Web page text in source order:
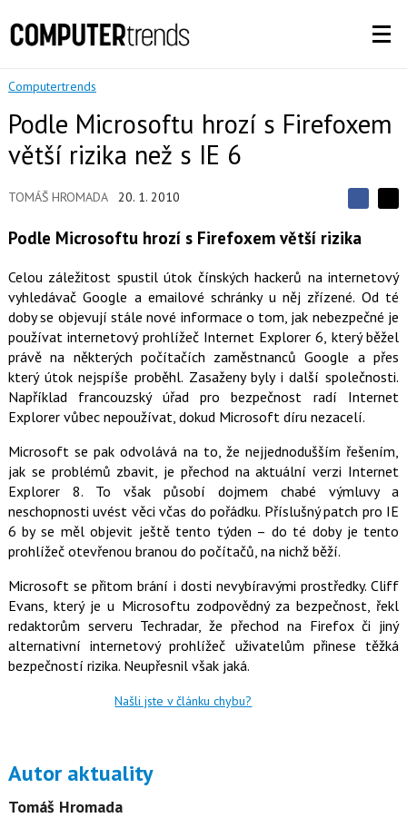
Computertrends
Podle Microsoftu hrozí s Firefoxem
větší rizika než s IE 6
TOMÁŠ HROMADA 20. 1. 2010
S
d
l
e
t
S
í
j
n
a
F
a
c
b
o
u
j
t
n
a
í
t
X
Podle Microsoftu hrozí s Firefoxem větší rizika
Celou záležitost spustil útok čínských hackerů na internetový
vyhledávač Google a emailové schránky u něj zřízené. Od té
doby se objevují stále nové informace o tom, jak nebezpečné je
používat internetový prohlížeč Internet Explorer 6, který běžel
právě na některých počítačích zaměstnanců Google a přes
který útok nejspíše proběhl. Zasaženy byly i další společnosti.
Například francouzský úřad pro bezpečnost radí Internet
Explorer vůbec nepoužívat, dokud Microsoft díru nezacelí.
Microsoft se pak odvolává na to, že nejjednodušším řešením,
jak se problémů zbavit, je přechod na aktuální verzi Internet
Explorer 8. To však působí dojmem chabé výmluvy a
neschopnosti uvést věci včas do pořádku. Příslušný patch pro IE
6 by se měl objevit ještě tento týden – do té doby je tento
prohlížeč otevřenou branou do počítačů, na nichž běží.
Microsoft se přitom brání i dosti nevybíravými prostředky. Cliff
Evans, který je u Microsoftu zodpovědný za bezpečnost, řekl
redaktorům serveru Techradar, že přechod na Firefox či jiný
alternativní internetový prohlížeč uživatelům přinese těžká
bezpečností rizika. Neupřesnil však jaká.
Našli jste v článku chybu?
Autor aktuality
Tomáš Hromada